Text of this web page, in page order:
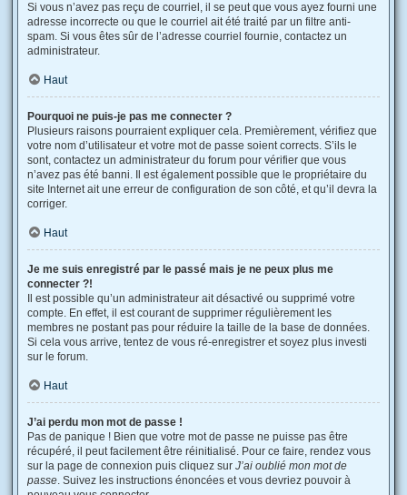
Si vous n’avez pas reçu de courriel, il se peut que vous ayez fourni une
adresse incorrecte ou que le courriel ait été traité par un filtre anti-
spam. Si vous êtes sûr de l’adresse courriel fournie, contactez un
administrateur.
Haut
Pourquoi ne puis-je pas me connecter ?
Plusieurs raisons pourraient expliquer cela. Premièrement, vérifiez que
votre nom d’utilisateur et votre mot de passe soient corrects. S’ils le
sont, contactez un administrateur du forum pour vérifier que vous
n’avez pas été banni. Il est également possible que le propriétaire du
site Internet ait une erreur de configuration de son côté, et qu’il devra la
corriger.
Haut
Je me suis enregistré par le passé mais je ne peux plus me
connecter ?!
Il est possible qu’un administrateur ait désactivé ou supprimé votre
compte. En effet, il est courant de supprimer régulièrement les
membres ne postant pas pour réduire la taille de la base de données.
Si cela vous arrive, tentez de vous ré-enregistrer et soyez plus investi
sur le forum.
Haut
J’ai perdu mon mot de passe !
Pas de panique ! Bien que votre mot de passe ne puisse pas être
récupéré, il peut facilement être réinitialisé. Pour ce faire, rendez vous
sur la page de connexion puis cliquez sur J’ai oublié mon mot de
passe. Suivez les instructions énoncées et vous devriez pouvoir à